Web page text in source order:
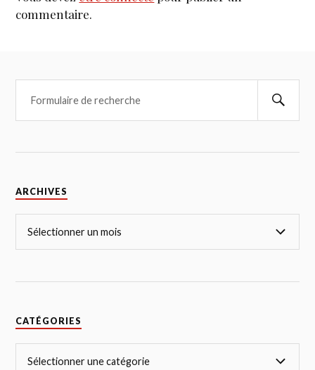
commentaire.
ARCHIVES
CATÉGORIES